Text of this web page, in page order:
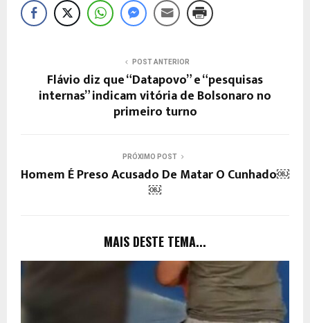
POST ANTERIOR
Flávio diz que “Datapovo” e “pesquisas
internas” indicam vitória de Bolsonaro no
primeiro turno
PRÓXIMO POST
Homem É Preso Acusado De Matar O Cunhado￼
￼
MAIS DESTE TEMA...